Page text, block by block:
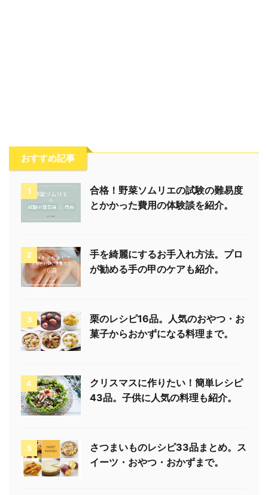
おすすめ記事
1
合格！野菜ソムリエの試験の難易度
とかかった費用の体験談を紹介。
2
手を綺麗にするお手入れ方法。プロ
が勧める手の甲のケアも紹介。
3
栗のレシピ16品。人気のおやつ・お
菓子からおかずになる料理まで。
4
クリスマスに作りたい！簡単レシピ
43品。子供に人気の料理も紹介。
5
さつまいものレシピ33品まとめ。ス
イーツ・おやつ・おかずまで。